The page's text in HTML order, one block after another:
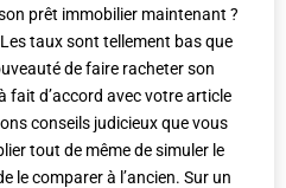
prêt immobilier maintenant ?
taux sont tellement bas que
de faire racheter son
fait d’accord avec votre article
conseils judicieux que vous
tout de même de simuler le
le comparer à l’ancien. Sur un